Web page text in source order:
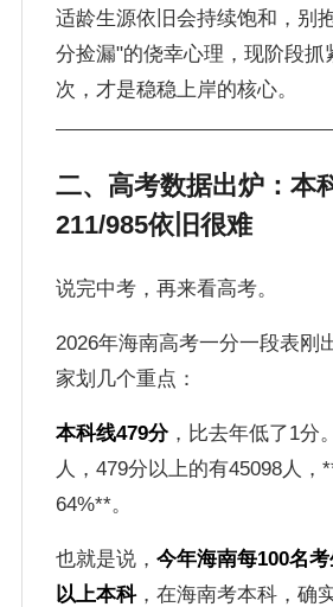
适龄生源依旧会持续饱和，别
分捡漏"的侥幸心理，现阶段抓
次，才是稳稳上岸的核心。
二、高考数据出炉：本
211/985依旧很难
说完中考，再来看高考。
2026年海南高考一分一段表刚
家划几个重点：
本科线479分，比去年低了1分
人，479分以上的有45098人，
64%**。
也就是说， 今年海南每100名
以上本科，在海南考本科，确